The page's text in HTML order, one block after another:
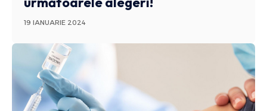
19 IANUARIE 2024